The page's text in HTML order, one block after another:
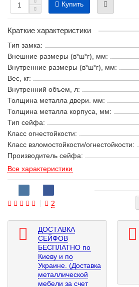
Купить
Краткие характеристики
Тип замка:
Внешние размеры (в*ш*г), мм:
Внутренние размеры (в*ш*г), мм:
Вес, кг:
Внутренний объем, л:
Толщина металла двери. мм:
Толщина металла корпуса, мм:
Тип сейфа:
Класс огнестойкости:
Класс взломостойкости/огнестойкости:
Производитель сейфа:
Все характеристики
2
ДОСТАВКА
СЕЙФОВ
БЕСПЛАТНО по
Киеву и по
Украине. (Доставка
металлической
мебели за счет